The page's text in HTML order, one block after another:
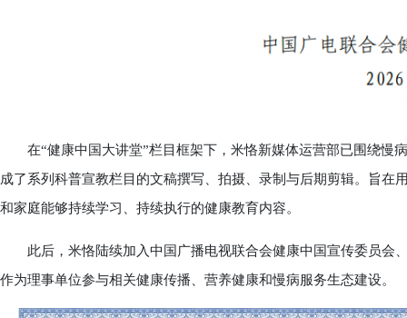
在“健康中国大讲堂”栏目框架下，米恪新媒体运营部已围绕慢
成了系列科普宣教栏目的文稿撰写、拍摄、录制与后期剪辑。旨
和家庭能够持续学习、持续执行的健康教育内容。
此后，米恪陆续加入中国广播电视联合会健康中国宣传委员会
作为理事单位参与相关健康传播、营养健康和慢病服务生态建设。